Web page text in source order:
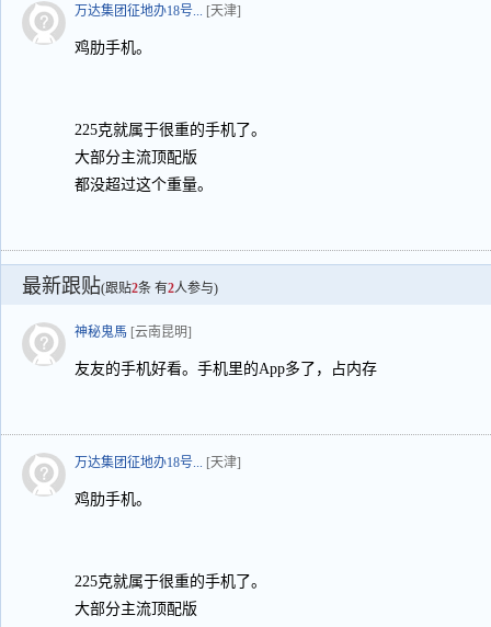
万达集团征地办18号... [天津]
鸡肋手机。
225克就属于很重的手机了。
大部分主流顶配版
都没超过这个重量。
最新跟贴(跟贴2条 有2人参与)
神秘鬼馬 [云南昆明]
友友的手机好看。手机里的App多了，占内存
万达集团征地办18号... [天津]
鸡肋手机。
225克就属于很重的手机了。
大部分主流顶配版